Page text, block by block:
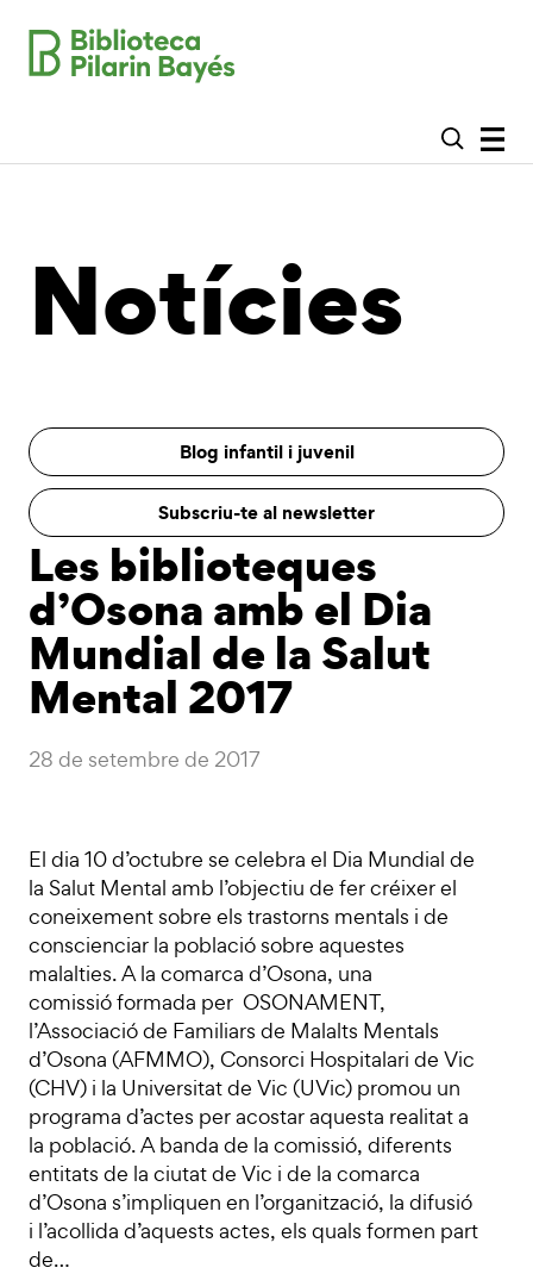
Notícies
Blog infantil i juvenil
Subscriu-te al newsletter
Les biblioteques
d’Osona amb el Dia
Mundial de la Salut
Mental 2017
28 de setembre de 2017
El dia 10 d’octubre se celebra el Dia Mundial de
la Salut Mental amb l’objectiu de fer créixer el
coneixement sobre els trastorns mentals i de
conscienciar la població sobre aquestes
malalties. A la comarca d’Osona, una
comissió formada per OSONAMENT,
l’Associació de Familiars de Malalts Mentals
d’Osona (AFMMO), Consorci Hospitalari de Vic
(CHV) i la Universitat de Vic (UVic) promou un
programa d’actes per acostar aquesta realitat a
la població. A banda de la comissió, diferents
entitats de la ciutat de Vic i de la comarca
d’Osona s’impliquen en l’organització, la difusió
i l’acollida d’aquests actes, els quals formen part
de…